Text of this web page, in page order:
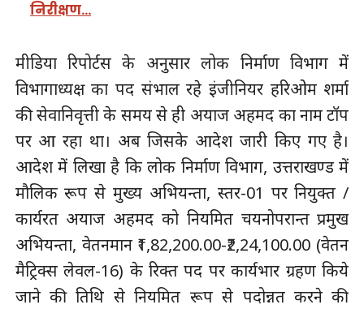
निरीक्षण…
मीडिया रिपोर्टस के अनुसार लोक निर्माण विभाग में
विभागाध्यक्ष का पद संभाल रहे इंजीनियर हरिओम शर्मा
की सेवानिवृत्ती के समय से ही अयाज अहमद का नाम टॉप
पर आ रहा था। अब जिसके आदेश जारी किए गए है।
आदेश में लिखा है कि लोक निर्माण विभाग, उत्तराखण्ड में
मौलिक रूप से मुख्य अभियन्ता, स्तर-01 पर नियुक्त /
कार्यरत अयाज अहमद को नियमित चयनोपरान्त प्रमुख
अभियन्ता, वेतनमान ₹1,82,200.00-₹2,24,100.00 (वेतन
मैट्रिक्स लेवल-16) के रिक्त पद पर कार्यभार ग्रहण किये
जाने की तिथि से नियमित रूप से पदोन्नत करने की